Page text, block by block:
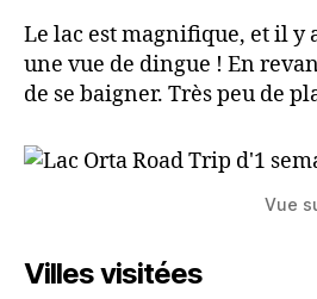
Le lac est magnifique, et il y
une vue de dingue ! En
de se baigner. Très peu de
Vue
Villes visitées